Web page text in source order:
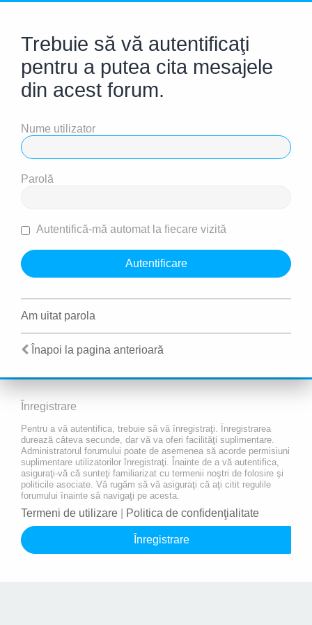
Trebuie să vă autentificaţi
pentru a putea cita mesajele
din acest forum.
Nume utilizator
Parolă
Autentifică-mă automat la fiecare vizită
Am uitat parola
Înapoi la pagina anterioară
Înregistrare
Pentru a vă autentifica, trebuie să vă înregistraţi. Înregistrarea
durează câteva secunde, dar vă va oferi facilităţi suplimentare.
Administratorul forumului poate de asemenea să acorde permisiuni
suplimentare utilizatorilor înregistraţi. Înainte de a vă autentifica,
asiguraţi-vă că sunteţi familiarizat cu termenii noştri de folosire şi
politicile asociate. Vă rugăm să vă asiguraţi că aţi citit regulile
forumului înainte să navigaţi pe acesta.
Termeni de utilizare Politica de confidenţialitate
Înregistrare